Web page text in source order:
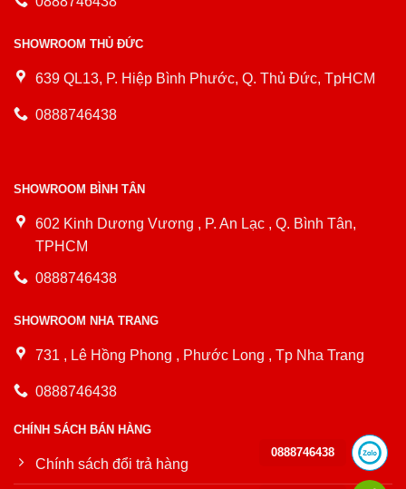
SHOWROOM THỦ ĐỨC
639 QL13, P. Hiệp Bình Phước, Q. Thủ Đức, TpHCM
0888746438
SHOWROOM BÌNH TÂN
602 Kinh Dương Vương , P. An Lạc , Q. Bình Tân,
TPHCM
0888746438
SHOWROOM NHA TRANG
731 , Lê Hồng Phong , Phước Long , Tp Nha Trang
0888746438
CHÍNH SÁCH BÁN HÀNG
Chính sách đổi trả hàng
0888746438